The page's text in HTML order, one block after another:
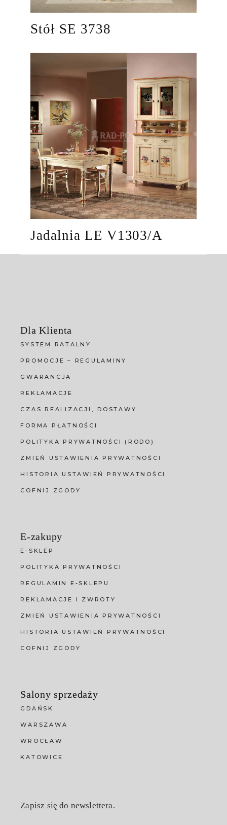
Stół SE 3738
Jadalnia LE V1303/A
Dla Klienta
SYSTEM RATALNY
PROMOCJE – REGULAMINY
GWARANCJA
REKLAMACJE
CZAS REALIZACJI, DOSTAWY
FORMA PŁATNOŚCI
POLITYKA PRYWATNOŚCI (RODO)
ZMIEŃ USTAWIENIA PRYWATNOŚCI
HISTORIA USTAWIEŃ PRYWATNOŚCI
COFNIJ ZGODY
E-zakupy
E-SKLEP
POLITYKA PRYWATNOŚCI
REGULAMIN E-SKLEPU
REKLAMACJE I ZWROTY
ZMIEŃ USTAWIENIA PRYWATNOŚCI
HISTORIA USTAWIEŃ PRYWATNOŚCI
COFNIJ ZGODY
Salony sprzedaży
GDAŃSK
WARSZAWA
WROCŁAW
KATOWICE
Zapisz się do newslettera.